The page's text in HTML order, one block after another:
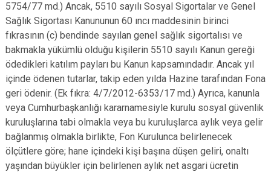
5754/77 md.) Ancak, 5510 sayılı Sosyal Sigortalar ve Genel
Sağlık Sigortası Kanununun 60 ıncı maddesinin birinci
fıkrasının (c) bendinde sayılan genel sağlık sigortalısı ve
bakmakla yükümlü olduğu kişilerin 5510 sayılı Kanun gereği
ödedikleri katılım payları bu Kanun kapsamındadır. Ancak yıl
içinde ödenen tutarlar, takip eden yılda Hazine tarafından Fona
geri ödenir. (Ek fıkra: 4/7/2012-6353/17 md.) Ayrıca, kanunla
veya Cumhurbaşkanlığı kararnamesiyle kurulu sosyal güvenlik
kuruluşlarına tabi olmakla veya bu kuruluşlarca aylık veya gelir
bağlanmış olmakla birlikte, Fon Kurulunca belirlenecek
ölçütlere göre; hane içindeki kişi başına düşen geliri, onaltı
yaşından büyükler için belirlenen aylık net asgari ücretin